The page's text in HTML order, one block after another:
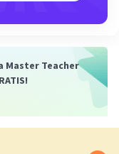
Master Teacher